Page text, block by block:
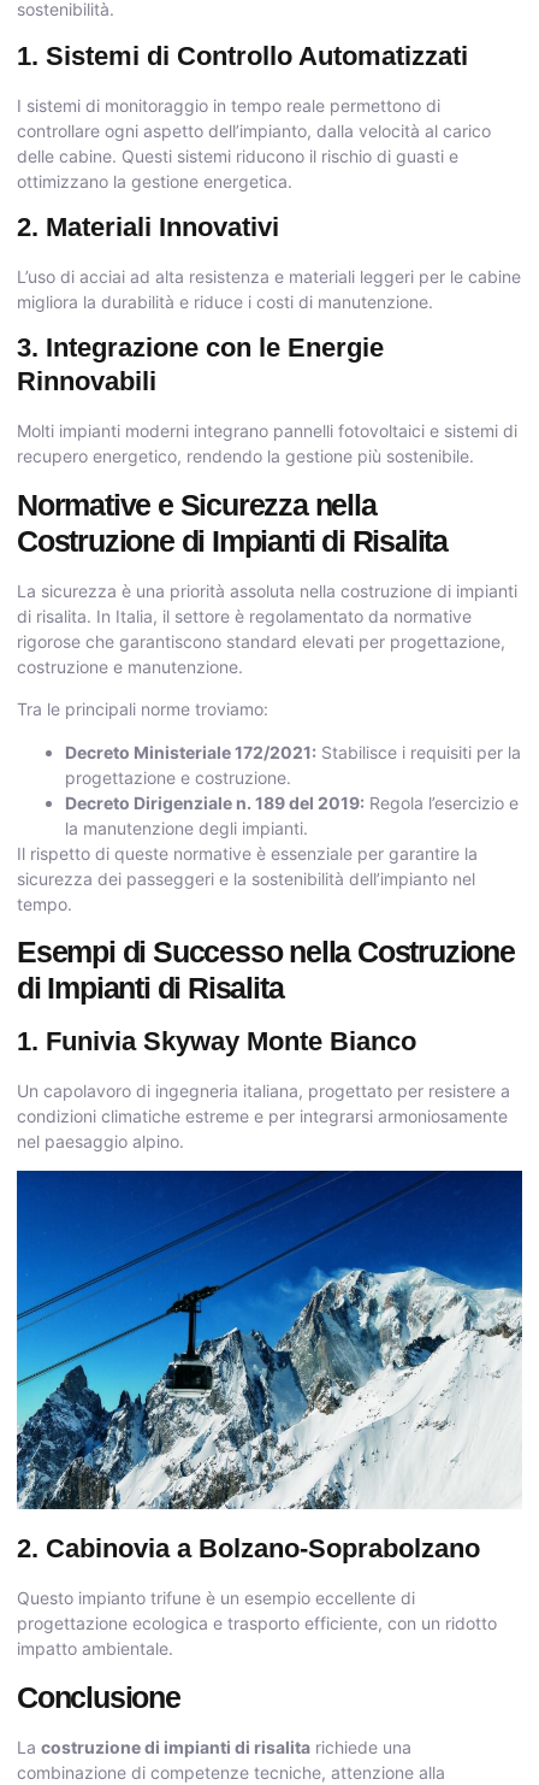
sostenibilità.
1. Sistemi di Controllo Automatizzati
I sistemi di monitoraggio in tempo reale permettono di
controllare ogni aspetto dell’impianto, dalla velocità al carico
delle cabine. Questi sistemi riducono il rischio di guasti e
ottimizzano la gestione energetica.
2. Materiali Innovativi
L’uso di acciai ad alta resistenza e materiali leggeri per le cabine
migliora la durabilità e riduce i costi di manutenzione.
3. Integrazione con le Energie
Rinnovabili
Molti impianti moderni integrano pannelli fotovoltaici e sistemi di
recupero energetico, rendendo la gestione più sostenibile.
Normative e Sicurezza nella
Costruzione di Impianti di Risalita
La sicurezza è una priorità assoluta nella costruzione di impianti
di risalita. In Italia, il settore è regolamentato da normative
rigorose che garantiscono standard elevati per progettazione,
costruzione e manutenzione.
Tra le principali norme troviamo:
Decreto Ministeriale 172/2021: Stabilisce i requisiti per la
progettazione e costruzione.
Decreto Dirigenziale n. 189 del 2019: Regola l’esercizio e
la manutenzione degli impianti.
Il rispetto di queste normative è essenziale per garantire la
sicurezza dei passeggeri e la sostenibilità dell’impianto nel
tempo.
Esempi di Successo nella Costruzione
di Impianti di Risalita
1. Funivia Skyway Monte Bianco
Un capolavoro di ingegneria italiana, progettato per resistere a
condizioni climatiche estreme e per integrarsi armoniosamente
nel paesaggio alpino.
2. Cabinovia a Bolzano-Soprabolzano
Questo impianto trifune è un esempio eccellente di
progettazione ecologica e trasporto efficiente, con un ridotto
impatto ambientale.
Conclusione
La costruzione di impianti di risalita richiede una
combinazione di competenze tecniche, attenzione alla